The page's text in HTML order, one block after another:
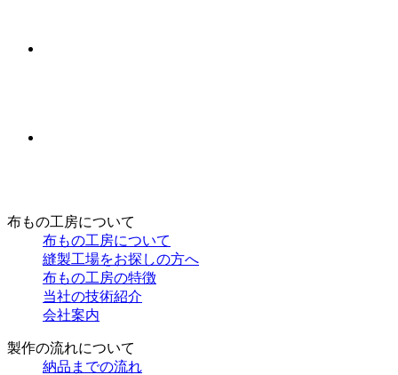
布もの工房について
布もの工房について
縫製工場をお探しの方へ
布もの工房の特徴
当社の技術紹介
会社案内
製作の流れについて
納品までの流れ